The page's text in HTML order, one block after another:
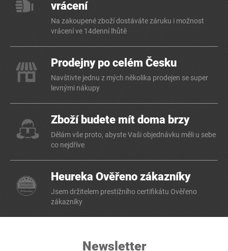
vrácení
Na zakoupené zboží dostáváte záruku i možnost
vrácení ve 14denní lhůtě
Prodejny po celém Česku
Navštivte jednu z mých několika prodejen se super
levnými nákupy
Zboží budete mít doma brzy
Dělám vše proto, abyste Vaši objednávku měli u sebe
co nejdříve
Heureka Ověřeno zákazníky
Jsem držitelem prestižního certifikátu Ověřeno
zákazníky
Newsletter